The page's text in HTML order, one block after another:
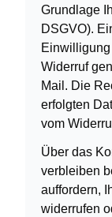
Grundlage
DSGVO).
Widerruf
Mail. Die
erfolgten
vom
Über das
verbleiben
auffordern,
widerrufen